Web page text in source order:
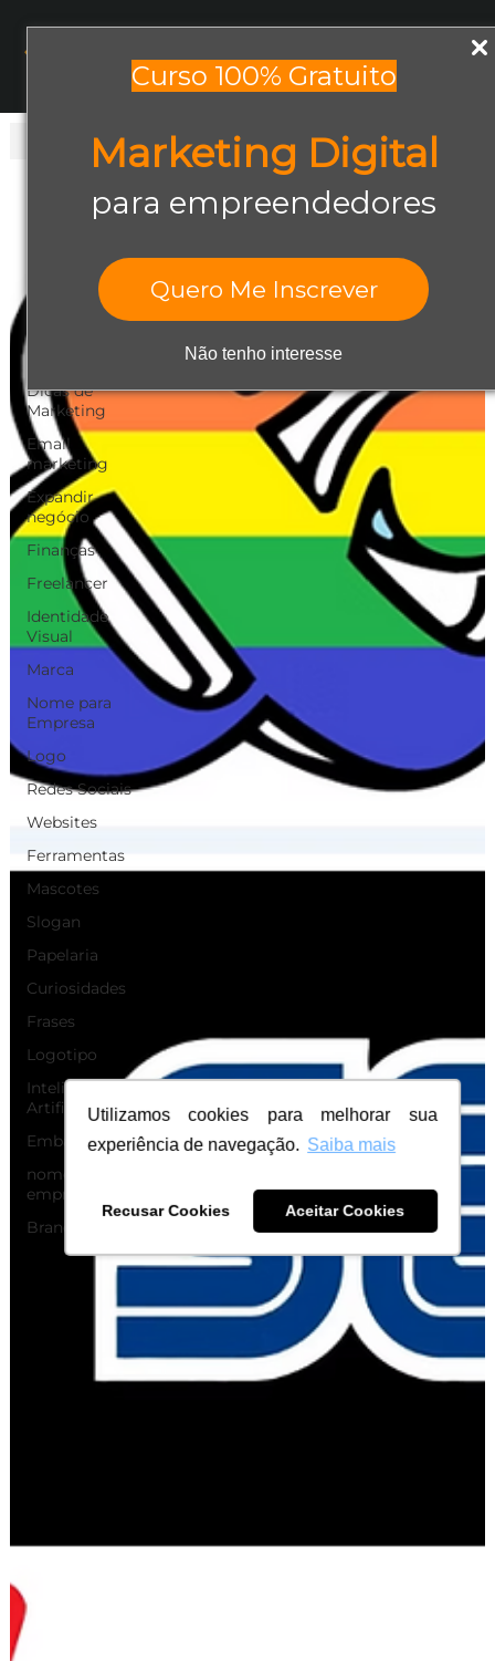
Curso 100% Gratuito
Marketing Digital
para empreendedores
Quero Me Inscrever
Não tenho interesse
Utilizamos cookies para melhorar sua
experiência de navegação. Saiba mais
Recusar Cookies Aceitar Cookies
Abrir negócio
Design Gráfico
Dicas de
Dicas de
Marketing
Email
marketing
Expandir
negócio
Finanças
Freelancer
Identidade
Visual
Marca
Nome para
Empresa
Logo
Redes Sociais
Websites
Ferramentas
Mascotes
Slogan
Papelaria
Curiosidades
Frases
Logotipo
Inteligência
Artificial
Embalagens
nome de
empresa
Branding
Todos os posts